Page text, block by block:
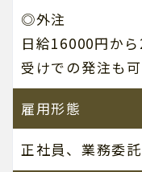
◎外注
日給16000円か
受けでの発注も
雇用形態
正社員、業務委託